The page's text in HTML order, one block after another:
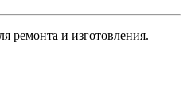
ремонта и изготовления.